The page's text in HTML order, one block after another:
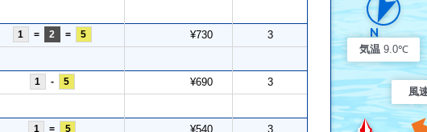
1 = 2 = 5 ¥730 3
1 - 5 ¥690 3
1 = 5 ¥540 3
気温 9.0℃
風